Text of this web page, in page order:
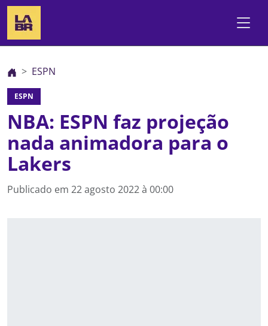
ESPN
ESPN
NBA: ESPN faz projeção
nada animadora para o
Lakers
Publicado em 22 agosto 2022 à 00:00